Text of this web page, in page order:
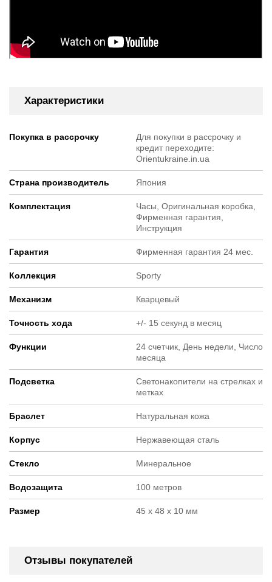
Характеристики
Покупка в рассрочку
Для покупки в рассрочку и
кредит переходите:
Orientukraine.in.ua
Страна производитель Япония
Комплектация
Часы, Оригинальная коробка,
Фирменная гарантия,
Инструкция
Гарантия Фирменная гарантия 24 мес.
Коллекция Sporty
Механизм Кварцевый
Точность хода +/- 15 секунд в месяц
Функции
24 счетчик, День недели, Число
месяца
Подсветка
Светонакопители на стрелках и
метках
Браслет Натуральная кожа
Корпус Нержавеющая сталь
Стекло Минеральное
Водозащита 100 метров
Размер 45 х 48 х 10 мм
Отзывы покупателей